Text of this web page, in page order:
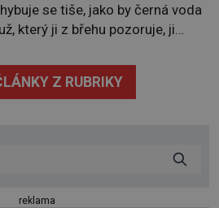
se tiše, jako by černá voda
který ji z břehu pozoruje, ji
Kisiljevo v severovýchodním
účty. […]
Z RUBRIKY
reklama